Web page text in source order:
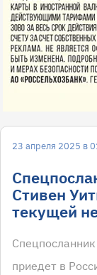
23 апреля 2025 в
Стивен
текущей
приедет в